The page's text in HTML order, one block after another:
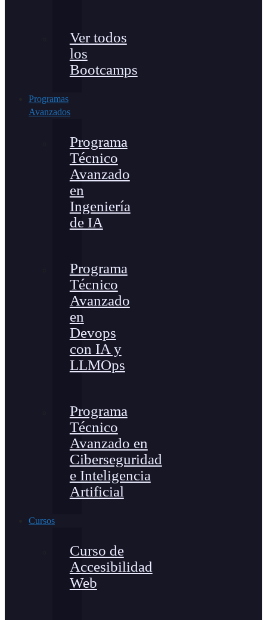
Ver todos
los
Bootcamps
Programas
Avanzados
Programa
Técnico
Avanzado
en
Ingeniería
de IA
Programa
Técnico
Avanzado
en
Devops
con IA y
LLMOps
Programa
Técnico
Avanzado en
Ciberseguridad
e Inteligencia
Artificial
Cursos
Curso de
Accesibilidad
Web